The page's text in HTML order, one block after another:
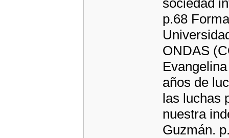
sociedad
p.68
ONDAS
años de
las luchas
nuestra
Guzmán.